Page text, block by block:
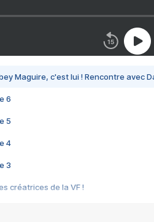
Maguire, c'est lui ! Rencontre avec
6
5
4
3
créatrices de la VF !